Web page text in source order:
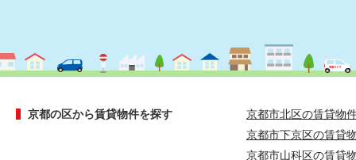
京都の区から賃貸物件を探す
京都市北区の賃貸物
京都市下京区の賃貸
京都市山科区の賃貸